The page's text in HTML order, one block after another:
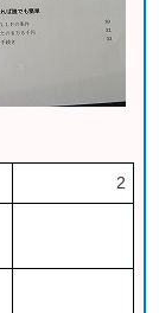
2